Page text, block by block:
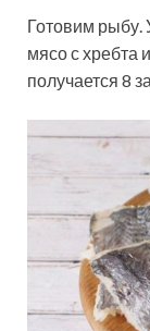
Готовим рыбу.
мясо с хребта
получается 8